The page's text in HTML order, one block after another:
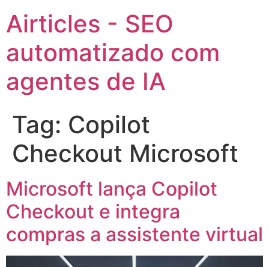
Airticles - SEO
automatizado com
agentes de IA
Tag: Copilot
Checkout Microsoft
Microsoft lança Copilot
Checkout e integra
compras a assistente virtual